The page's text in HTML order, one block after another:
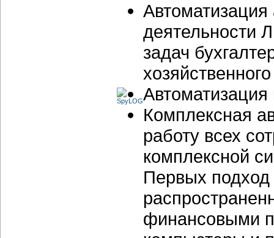
деятельности
задач
Комплексная
работу всех
комплексной
Первых
финансовыми